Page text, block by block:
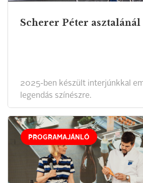
Scherer Péter asztalánál
2025-ben készült interjúnkkal
legendás színészre.
PROGRAMAJÁNLÓ